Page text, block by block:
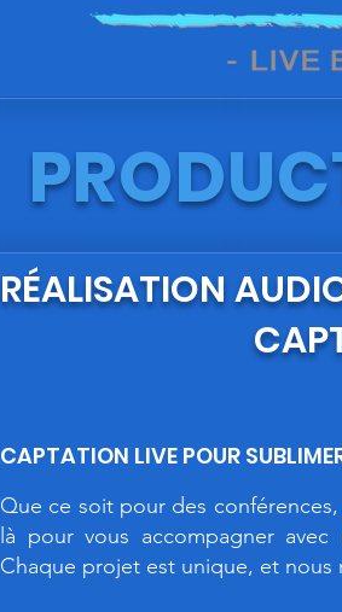
RÉALISATION
CAPTATION LIVE POUR
Que ce soit pour des
là pour vous accompagner
Chaque projet est unique, et